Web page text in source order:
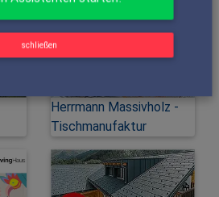
schließen
Herrmann Massivholz -
Tischmanufaktur